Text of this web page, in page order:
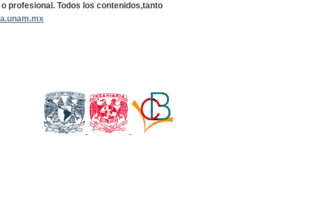
profesional. Todos los contenidos,tanto